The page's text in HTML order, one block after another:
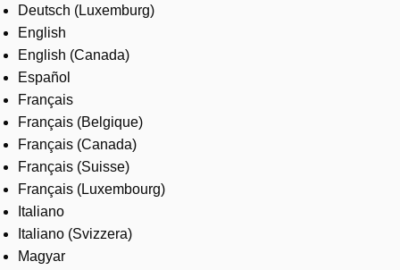
Contact us
Careers
Deutsch (Luxemburg)
English
English (Canada)
Español
Français
Français (Belgique)
Français (Canada)
Français (Suisse)
Français (Luxembourg)
Italiano
Italiano (Svizzera)
Magyar